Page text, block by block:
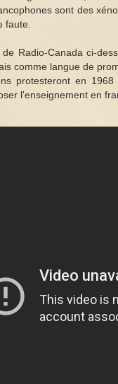
sont des
faute.
Radio-Canada ci-
comme langue de
protesteront en
l'enseignement en